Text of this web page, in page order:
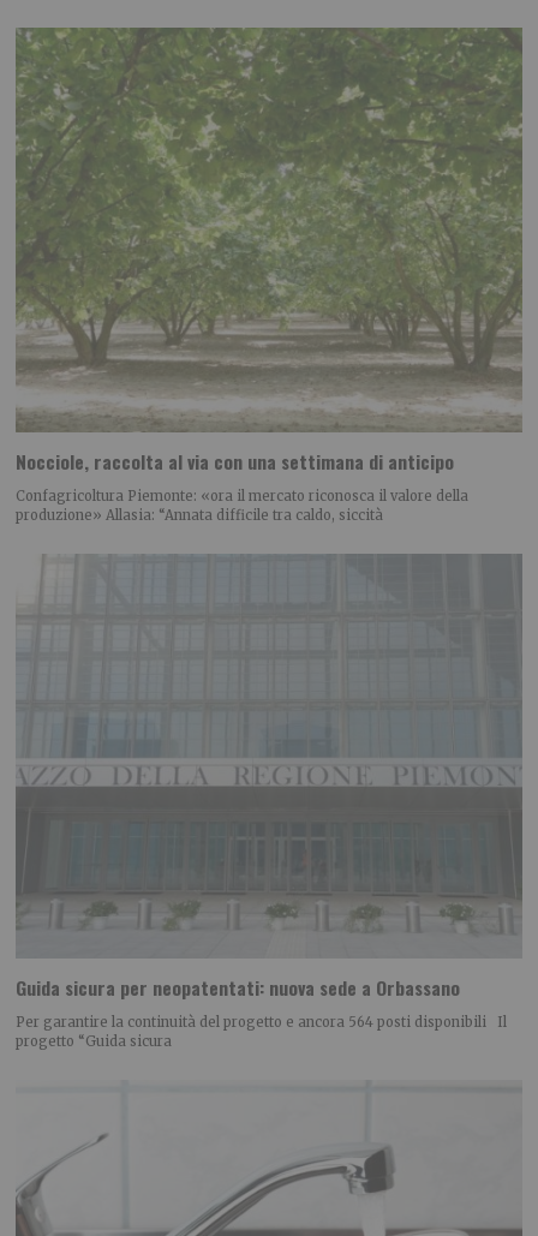
Nocciole, raccolta al via con una settimana di anticipo
Confagricoltura Piemonte: «ora il mercato riconosca il valore della
produzione» Allasia: “Annata difficile tra caldo, siccità
Guida sicura per neopatentati: nuova sede a Orbassano
Per garantire la continuità del progetto e ancora 564 posti disponibili Il
progetto “Guida sicura